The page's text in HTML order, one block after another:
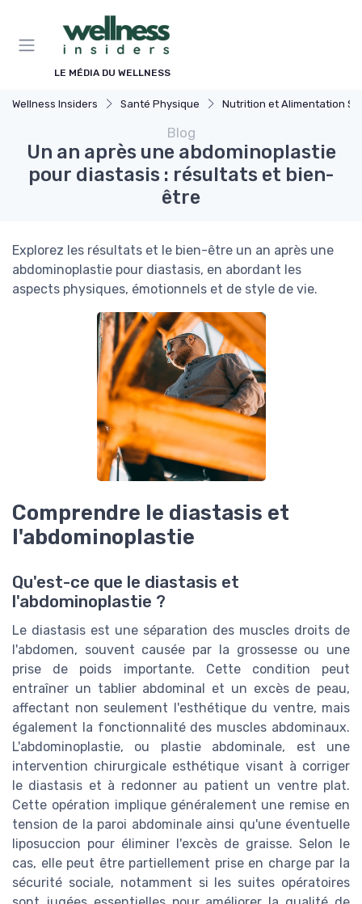
LE MÉDIA DU WELLNESS
Wellness Insiders Santé Physique Nutrition et Alimentation Saine
Blog
Un an après une abdominoplastie
pour diastasis : résultats et bien-
être
Explorez les résultats et le bien-être un an après une
abdominoplastie pour diastasis, en abordant les
aspects physiques, émotionnels et de style de vie.
Comprendre le diastasis et
l'abdominoplastie
Qu'est-ce que le diastasis et
l'abdominoplastie ?
Le diastasis est une séparation des muscles droits de
l'abdomen, souvent causée par la grossesse ou une
prise de poids importante. Cette condition peut
entraîner un tablier abdominal et un excès de peau,
affectant non seulement l'esthétique du ventre, mais
également la fonctionnalité des muscles abdominaux.
L'abdominoplastie, ou plastie abdominale, est une
intervention chirurgicale esthétique visant à corriger
le diastasis et à redonner au patient un ventre plat.
Cette opération implique généralement une remise en
tension de la paroi abdominale ainsi qu'une éventuelle
liposuccion pour éliminer l'excès de graisse. Selon le
cas, elle peut être partiellement prise en charge par la
sécurité sociale, notamment si les suites opératoires